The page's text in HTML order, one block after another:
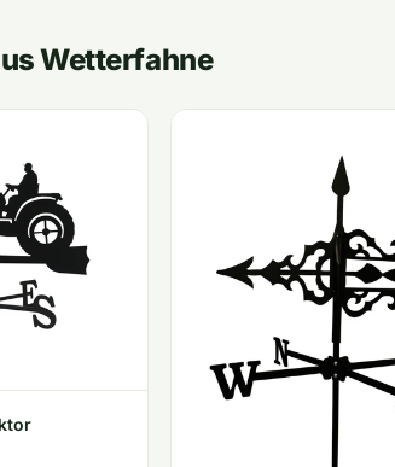
Wetterfahne